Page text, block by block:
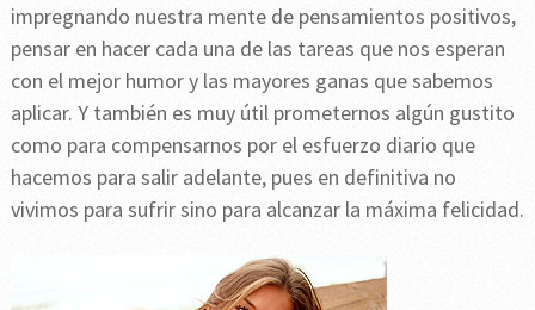
impregnando nuestra mente de pensamientos positivos,
pensar en hacer cada una de las tareas que nos esperan
con el mejor humor y las mayores ganas que sabemos
aplicar. Y también es muy útil prometernos algún gustito
como para compensarnos por el esfuerzo diario que
hacemos para salir adelante, pues en definitiva no
vivimos para sufrir sino para alcanzar la máxima felicidad.